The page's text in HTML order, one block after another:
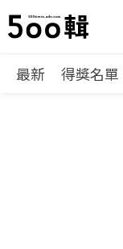
最新 得獎名單